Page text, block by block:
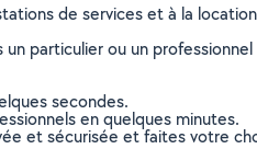
de services et à la
particulier ou un
secondes.
en quelques minutes.
et sécurisée et faites votre